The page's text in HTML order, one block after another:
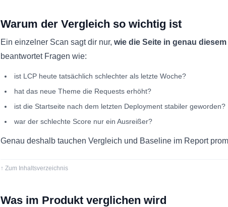
Warum der Vergleich so wichtig ist
Ein einzelner Scan sagt dir nur, wie die Seite in genau
beantwortet Fragen wie:
ist LCP heute tatsächlich schlechter als letzte Woche?
hat das neue Theme die Requests erhöht?
ist die Startseite nach dem letzten Deployment stabiler geworden?
war der schlechte Score nur ein Ausreißer?
Genau deshalb tauchen Vergleich und Baseline im Report
↑ Zum Inhaltsverzeichnis
Was im Produkt verglichen wird